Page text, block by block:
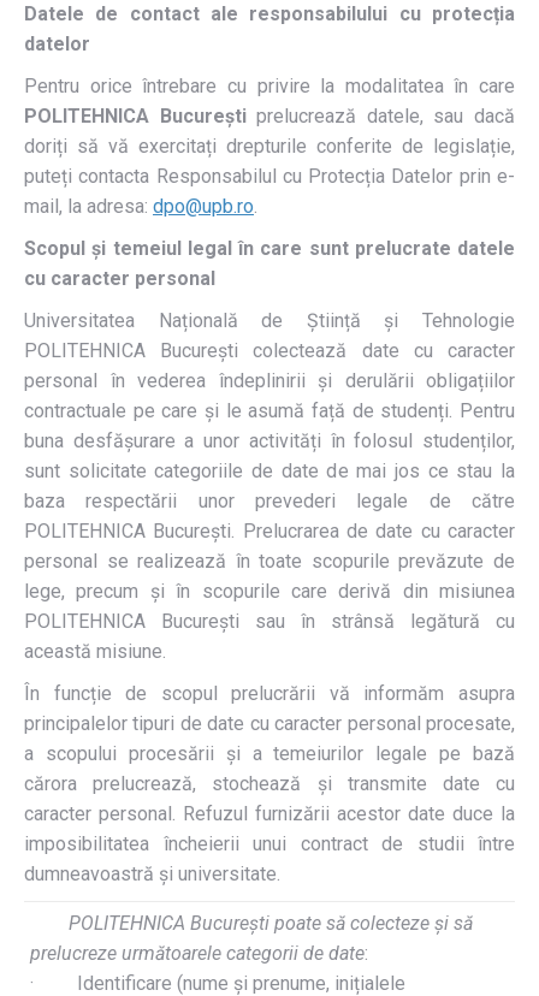
Datele de contact ale responsabilului cu protecția
datelor
Pentru orice întrebare cu privire la modalitatea în care
POLITEHNICA Bucureștiprelucrează datele, sau dacă
doriți să vă exercitați drepturile conferite de legislație,
puteți contacta Responsabilul cu Protecția Datelor prin e-
mail, la adresa: dpo@upb.ro.
Scopul și temeiullegal în care sunt prelucrate datele
cu caracter personal
Universitatea Națională de Știință și Tehnologie
POLITEHNICA București colectează date cu caracter
personal în vederea îndeplinirii și derulării obligațiilor
contractuale pe care și le asumă față de studenți. Pentru
buna desfășurare a unor activități în folosul studenților,
sunt solicitate categoriile de date de mai jos ce stau la
baza respectării unor prevederi legale de către
POLITEHNICA București. Prelucrarea de date cu caracter
personal se realizează în toate scopurile prevăzute de
lege, precum și în scopurile care derivă din misiunea
POLITEHNICA București sau în strânsă legătură cu
această misiune.
În funcție de scopul prelucrării vă informăm asupra
principalelor tipuri de date cu caracter personal procesate,
a scopului procesării și a temeiurilor legale pe bază
cărora prelucrează, stochează și transmite date cu
caracter personal. Refuzul furnizării acestor date duce la
imposibilitatea încheierii unui contract de studii între
dumneavoastră și universitate.
POLITEHNICA București poate să colecteze și să
prelucreze următoarele categorii de date:
· Identificare (nume și prenume, inițialele